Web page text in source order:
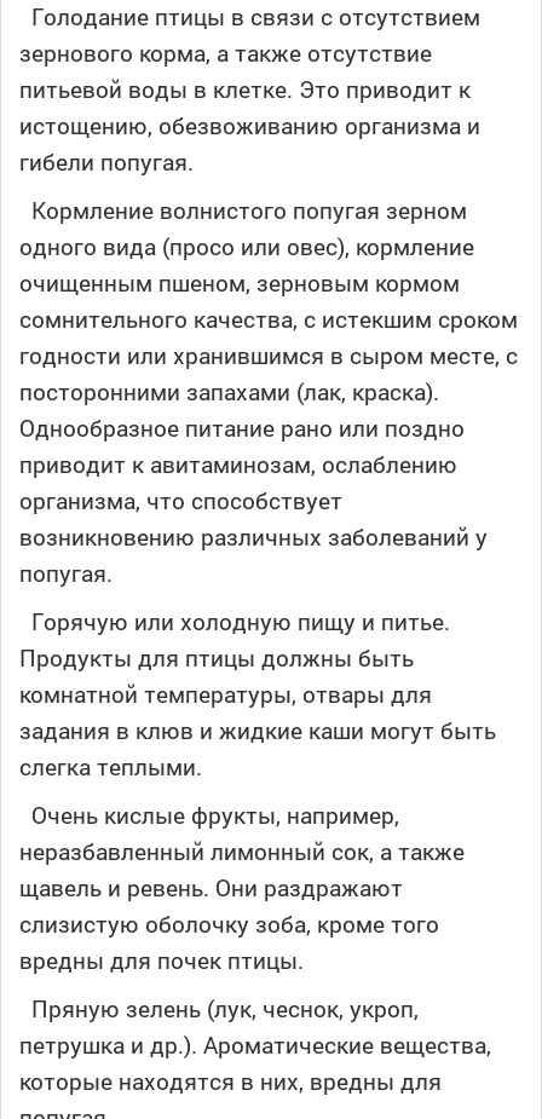
Голодание птицы в связи с отсутствием
зернового корма, а также отсутствие
питьевой воды в клетке. Это приводит к
истощению, обезвоживанию организма и
гибели попугая.
Кормление волнистого попугая зерном
одного вида (просо или овес), кормление
очищенным пшеном, зерновым кормом
сомнительного качества, с истекшим сроком
годности или хранившимся в сыром месте, с
посторонними запахами (лак, краска).
Однообразное питание рано или поздно
приводит к авитаминозам, ослаблению
организма, что способствует
возникновению различных заболеваний у
попугая.
Горячую или холодную пищу и питье.
Продукты для птицы должны быть
комнатной температуры, отвары для
задания в клюв и жидкие каши могут быть
слегка теплыми.
Очень кислые фрукты, например,
неразбавленный лимонный сок, а также
щавель и ревень. Они раздражают
слизистую оболочку зоба, кроме того
вредны для почек птицы.
Пряную зелень (лук, чеснок, укроп,
петрушка и др.). Ароматические вещества,
которые находятся в них, вредны для